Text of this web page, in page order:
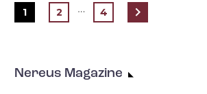
1 2 … 4
Nereus Magazine